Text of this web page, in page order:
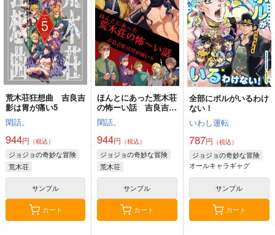
荒木荘狂想曲 吉良吉
影は胃が痛い5
閑話。
944円 （税込）
ジョジョの奇妙な冒険
荒木荘
サンプル
カート
ほんとにあった荒木荘
の怖ーい話 吉良吉影
は胃が痛い6
閑話。
944円 （税込）
ジョジョの奇妙な冒険
荒木荘
サンプル
カート
全部にポルがいるわけ
ない！
いわし運転
787円 （税込）
ジョジョの奇妙な冒険
オールキャラギャグ
サンプル
カート